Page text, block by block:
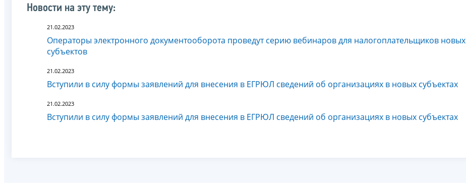
Новости на эту тему:
21.02.2023
Операторы электронного документооборота проведут серию вебинаров для налогоплательщиков новых
субъектов
21.02.2023
Вступили в силу формы заявлений для внесения в ЕГРЮЛ сведений об организациях в новых субъектах
21.02.2023
Вступили в силу формы заявлений для внесения в ЕГРЮЛ сведений об организациях в новых субъектах